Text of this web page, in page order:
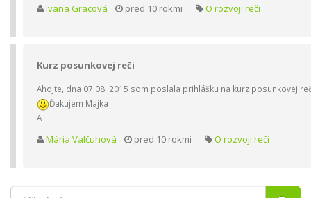
Ivana Gracová pred 10 rokmi O rozvoji reči
Kurz posunkovej reči
Ahojte, dna 07.08. 2015 som poslala prihlášku na kurz posunkovej
Ďakujem Majka
A
Mária Valčuhová pred 10 rokmi O rozvoji reči